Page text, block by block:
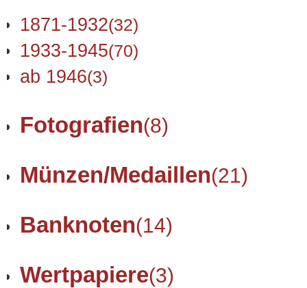
1871-1932(32)
1933-1945(70)
ab 1946(3)
Fotografien(8)
Münzen/Medaillen(21)
Banknoten(14)
Wertpapiere(3)